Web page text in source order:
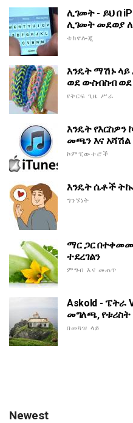
ሊገመት - ይህ በ
ሊገመት መደወያ
ቴክኖሎጂ
እንዴት ማሽኑ ላይ
ወደ ውስብስብ ወደ
የትርፍ ጊዜ ሥራ
እንዴት
መጫን እና
ኮምፒውተሮች
እንዴት ሴቶች
ግንኙነት
ማር ጋር በተቀመመ
ተደረገልን
ምግብ እና መጠጥ
Askold - ፔትራ
መግለጫ, የቱሪስት
በመጓዝ ላይ
Newest